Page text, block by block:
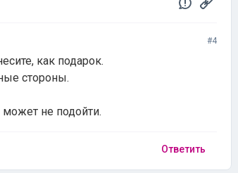
#4
как подарок.
стороны.
не подойти.
Ответить